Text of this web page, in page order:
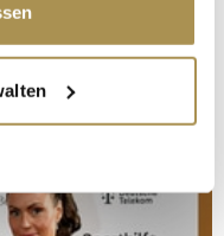
Lage
Meter genau sein
identifizieren